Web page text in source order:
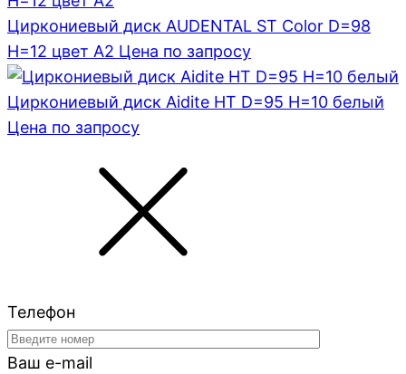
Циркониевый диск AUDENTAL ST Color D=98
H=12 цвет A2 Цена по запросу
Циркониевый диск Aidite HT D=95 H=10 белый
Цена по запросу
Телефон
Ваш e-mail